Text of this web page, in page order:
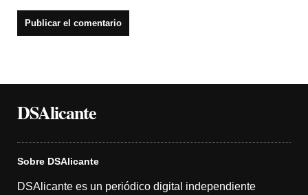
DSAlicante
Sobre DSAlicante
DSAlicante es un periódico digital independiente